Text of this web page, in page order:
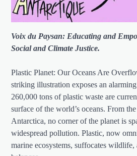
Voix du Paysan: Educating and
Social and Climate Justice.
Plastic Planet: Our Oceans Are
striking illustration exposes an
260,000 tons of plastic waste are
surface of the world’s oceans. From
Antarctica, no corner of the planet is
widespread pollution. Plastic, now
marine ecosystems, suffocates wildlife,